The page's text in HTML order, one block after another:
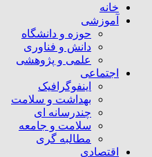
خانه
آموزشی
حوزه و دانشگاه
دانش و فناوری
علمی و پژوهشی
اجتماعی
اینفوگرافیک
بهداشت و سلامت
چندرسانه ای
سلامت و جامعه
مطالبه گری
اقتصادی